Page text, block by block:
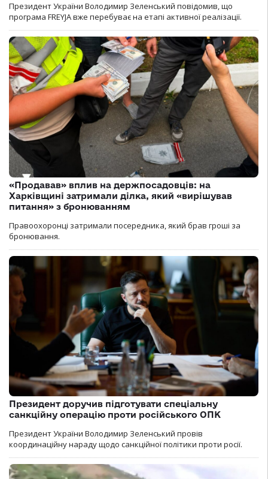
Президент України Володимир Зеленський повідомив, що
програма FREYJA вже перебуває на етапі активної реалізації.
«Продавав» вплив на держпосадовців: на
Харківщині затримали ділка, який «вирішував
питання» з бронюванням
Правоохоронці затримали посередника, який брав гроші за
бронювання.
Президент доручив підготувати спеціальну
санкційну операцію проти російського ОПК
Президент України Володимир Зеленський провів
координаційну нараду щодо санкційної політики проти росії.